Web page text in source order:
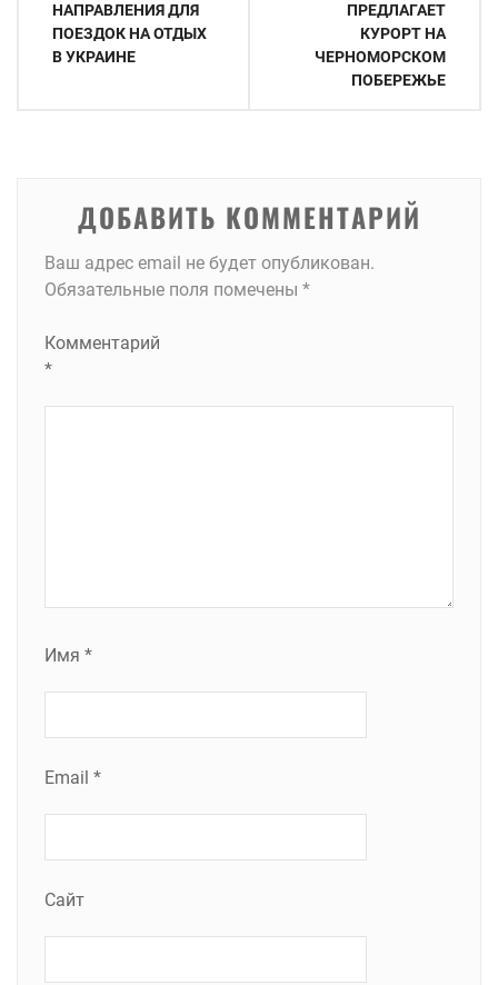
записям
НАПРАВЛЕНИЯ ДЛЯ
ПОЕЗДОК НА ОТДЫХ
В УКРАИНЕ
ПРЕДЛАГАЕТ
КУРОРТ НА
ЧЕРНОМОРСКОМ
ПОБЕРЕЖЬЕ
ДОБАВИТЬ КОММЕНТАРИЙ
Ваш адрес email не будет опубликован.
Обязательные поля помечены *
Комментарий
*
Имя *
Email *
Сайт